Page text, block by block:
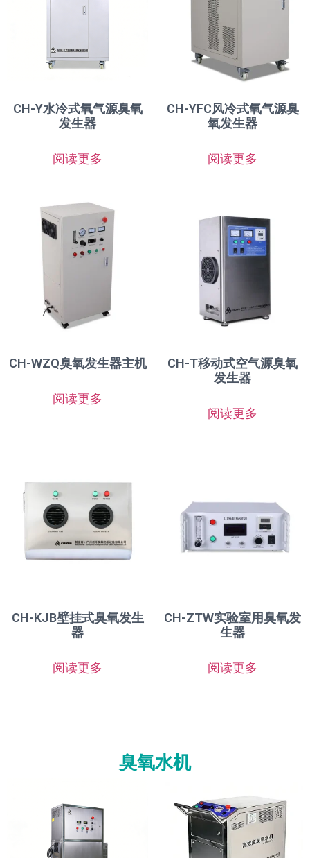
CH-Y水冷式氧气源臭氧
发生器
阅读更多
CH-YFC风冷式氧气源臭
氧发生器
阅读更多
CH-WZQ臭氧发生器主机
阅读更多
CH-T移动式空气源臭氧
发生器
阅读更多
CH-KJB壁挂式臭氧发生
器
阅读更多
CH-ZTW实验室用臭氧发
生器
阅读更多
臭氧水机